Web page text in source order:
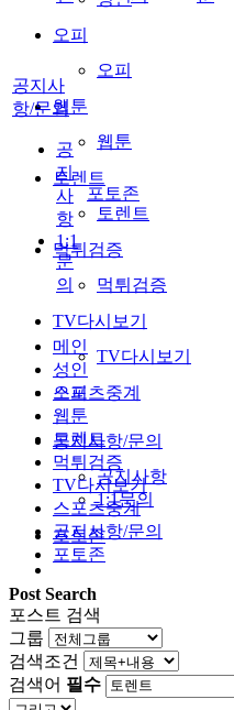
오피
오피
웹툰
웹툰
토렌트
토렌트
먹튀검증
먹튀검증
TV다시보기
TV다시보기
스포츠중계
공지사항/문의
공지사항
1:1문의
포토존
공지사
항/문의
공
지
사
항
1:1
문
의
포토존
메인
성인
오피
웹툰
토렌트
먹튀검증
TV다시보기
스포츠중계
공지사항/문의
포토존
Post Search
포스트 검색
그룹
검색조건
검색어 필수